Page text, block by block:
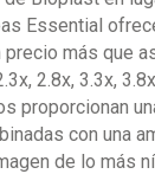
Essential
precio más que
2.8x, 3.3x,
proporcionan
con una
de lo más